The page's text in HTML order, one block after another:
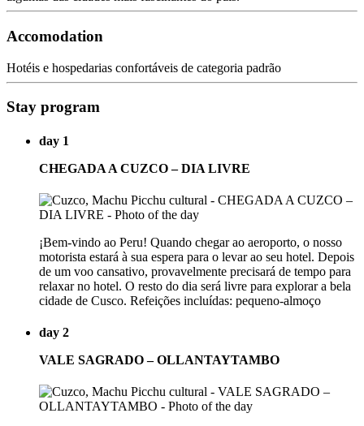
Accomodation
Hotéis e hospedarias confortáveis de categoria padrão
Stay program
day 1
CHEGADA A CUZCO – DIA LIVRE
¡Bem-vindo ao Peru! Quando chegar ao aeroporto, o nosso
motorista estará à sua espera para o levar ao seu hotel. Depois
de um voo cansativo, provavelmente precisará de tempo para
relaxar no hotel. O resto do dia será livre para explorar a bela
cidade de Cusco. Refeições incluídas: pequeno-almoço
day 2
VALE SAGRADO – OLLANTAYTAMBO